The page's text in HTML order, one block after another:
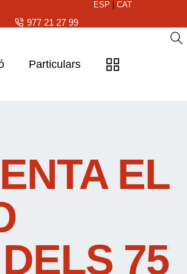
977 21 27 99
ESP CAT
Particulars
EL
75